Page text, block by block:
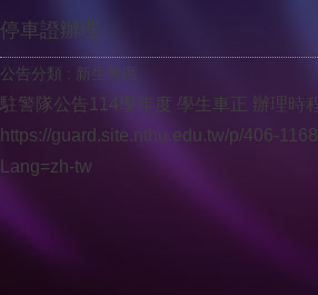
停車證辦理
公告分類 : 新生專區
駐警隊公告114學年度 學生車正 辦理時
https://guard.site.nthu.edu.tw/p/406-
Lang=zh-tw